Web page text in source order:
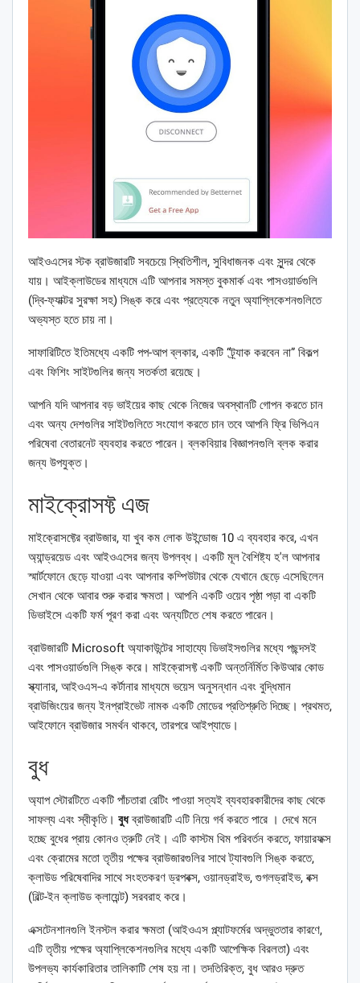
আইওএসের স্টক ব্রাউজারটি সবচেয়ে স্থিতিশীল, সুবিধাজনক এবং সুন্দর থেকে
যায়। আইক্লাউডের মাধ্যমে এটি আপনার সমস্ত বুকমার্ক এবং পাসওয়ার্ডগুলি
(দ্বি-ফ্যাক্টর সুরক্ষা সহ) সিঙ্ক করে এবং প্রত্যেকে নতুন অ্যাপ্লিকেশনগুলিতে
অভ্যস্ত হতে চায় না।
সাফারিটিতে ইতিমধ্যে একটি পপ-আপ ব্লকার, একটি “ট্র্যাক করবেন না” বিকল্প
এবং ফিশিং সাইটগুলির জন্য সতর্কতা রয়েছে।
আপনি যদি আপনার বড় ভাইয়ের কাছ থেকে নিজের অবস্থানটি গোপন করতে চান
এবং অন্য দেশগুলির সাইটগুলিতে সংযোগ করতে চান তবে আপনি ফ্রি ভিপিএন
পরিষেবা বেতারনেট ব্যবহার করতে পারেন। ব্লকবিয়ার বিজ্ঞাপনগুলি ব্লক করার
জন্য উপযুক্ত।
মাইক্রোসফ্ট এজ
মাইক্রোসফ্টের ব্রাউজার, যা খুব কম লোক উইন্ডোজ 10 এ ব্যবহার করে, এখন
অ্যান্ড্রয়েড এবং আইওএসের জন্য উপলব্ধ। একটি মূল বৈশিষ্ট্য হ'ল আপনার
স্মার্টফোনে ছেড়ে যাওয়া এবং আপনার কম্পিউটার থেকে যেখানে ছেড়ে এসেছিলেন
সেখান থেকে আবার শুরু করার ক্ষমতা। আপনি একটি ওয়েব পৃষ্ঠা পড়া বা একটি
ডিভাইসে একটি ফর্ম পূরণ করা এবং অন্যটিতে শেষ করতে পারেন।
ব্রাউজারটি Microsoft অ্যাকাউন্টের সাহায্যে ডিভাইসগুলির মধ্যে পছন্দসই
এবং পাসওয়ার্ডগুলি সিঙ্ক করে। মাইক্রোসফ্ট একটি অন্তর্নির্মিত কিউআর কোড
স্ক্যানার, আইওএস-এ কর্টানার মাধ্যমে ভয়েস অনুসন্ধান এবং বুদ্ধিমান
ব্রাউজিংয়ের জন্য ইনপ্রাইভেট নামক একটি মোডের প্রতিশ্রুতি দিচ্ছে। প্রথমত,
আইফোনে ব্রাউজার সমর্থন থাকবে, তারপরে আইপ্যাডে।
বুধ
অ্যাপ স্টোরটিতে একটি পাঁচতারা রেটিং পাওয়া সত্যই ব্যবহারকারীদের কাছ থেকে
সাফল্য এবং স্বীকৃতি। বুধব্রাউজারটি এটি নিয়ে গর্ব করতে পারে । দেখে মনে
হচ্ছে বুধের প্রায় কোনও ত্রুটি নেই। এটি কাস্টম থিম পরিবর্তন করতে, ফায়ারফক্স
এবং ক্রোমের মতো তৃতীয় পক্ষের ব্রাউজারগুলির সাথে ট্যাবগুলি সিঙ্ক করতে,
ক্লাউড পরিষেবাদির সাথে সংহতকরণ ড্রপবক্স, ওয়ানড্রাইভ, গুগলড্রাইভ, বক্স
(বিল্ট-ইন ক্লাউড ক্লায়েন্ট) সরবরাহ করে।
এক্সটেনশানগুলি ইনস্টল করার ক্ষমতা (আইওএস প্ল্যাটফর্মের অদ্ভুততার কারণে,
এটি তৃতীয় পক্ষের অ্যাপ্লিকেশনগুলির মধ্যে একটি আপেক্ষিক বিরলতা) এবং
উপলভ্য কার্যকারিতার তালিকাটি শেষ হয় না। তদতিরিক্ত, বুধ আরও দ্রুত